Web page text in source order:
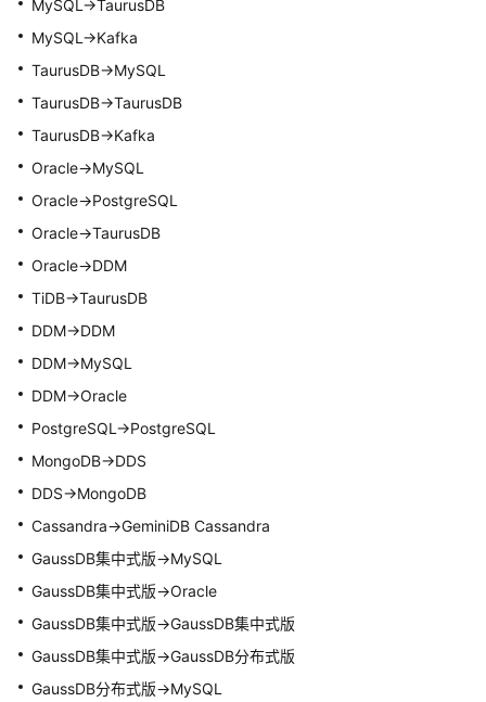
同
式
编
同
步
续
步
任
跳
跃
传
同
步
务
暂
MySQL->TaurusDB
MySQL->Kafka
TaurusDB->MySQL
TaurusDB->TaurusDB
TaurusDB->Kafka
Oracle->MySQL
Oracle->PostgreSQL
Oracle->TaurusDB
Oracle->DDM
TiDB->TaurusDB
DDM->DDM
DDM->MySQL
DDM->Oracle
PostgreSQL->PostgreSQL
MongoDB->DDS
DDS->MongoDB
Cassandra->GeminiDB Cassandra
GaussDB集中式版->MySQL
GaussDB集中式版->Oracle
GaussDB集中式版->GaussDB集中式版
GaussDB集中式版->GaussDB分布式版
GaussDB分布式版->MySQL